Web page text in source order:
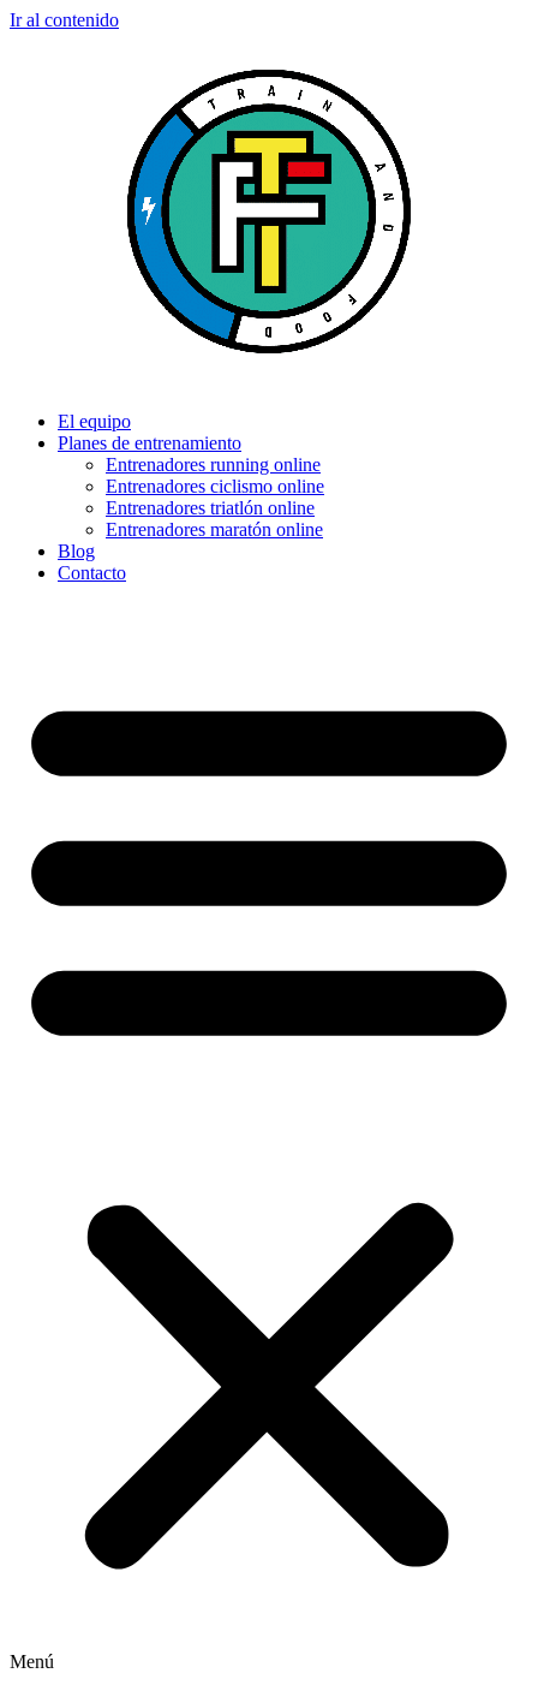
Ir al contenido
El equipo
Planes de entrenamiento
Entrenadores running online
Entrenadores ciclismo online
Entrenadores triatlón online
Entrenadores maratón online
Blog
Contacto
Menú